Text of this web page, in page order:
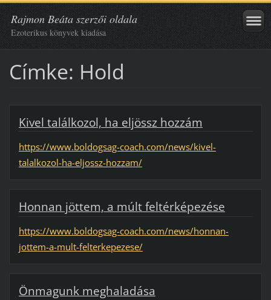
Rajmon Beáta szerzői oldala
Ezoterikus könyvek kiadása
Címke: Hold
Kivel találkozol, ha eljössz hozzám
https://www.boldogsag-coach.com/news/kivel-
talalkozol-ha-eljossz-hozzam/
Honnan jöttem, a múlt feltérképezése
https://www.boldogsag-coach.com/news/honnan-
jottem-a-mult-felterkepezese/
Önmagunk meghaladása